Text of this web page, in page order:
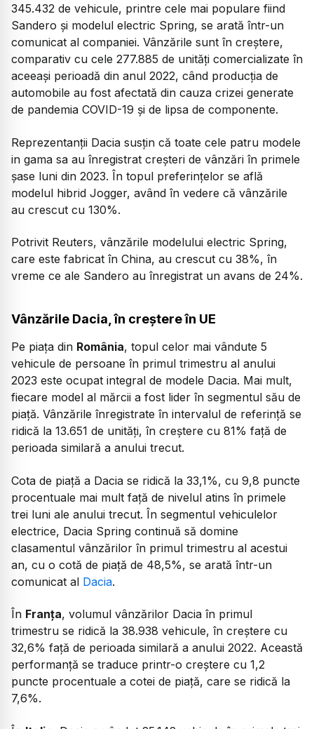
345.432 de vehicule, printre cele mai populare fiind
Sandero și modelul electric Spring, se arată într-un
comunicat al companiei. Vânzările sunt în creștere,
comparativ cu cele 277.885 de unități comercializate în
aceeași perioadă din anul 2022, când producția de
automobile au fost afectată din cauza crizei generate
de pandemia COVID-19 și de lipsa de componente.
Reprezentanții Dacia susțin că toate cele patru modele
in gama sa au înregistrat creșteri de vânzări în primele
șase luni din 2023. În topul preferințelor se află
modelul hibrid Jogger, având în vedere că vânzările
au crescut cu 130%.
Potrivit Reuters, vânzările modelului electric Spring,
care este fabricat în China, au crescut cu 38%, în
vreme ce ale Sandero au înregistrat un avans de 24%.
Vânzările Dacia, în creștere în UE
Pe piața din România, topul celor mai vândute 5
vehicule de persoane în primul trimestru al anului
2023 este ocupat integral de modele Dacia. Mai mult,
fiecare model al mărcii a fost lider în segmentul său de
piață. Vânzările înregistrate în intervalul de referință se
ridică la 13.651 de unități, în creștere cu 81% față de
perioada similară a anului trecut.
Cota de piață a Dacia se ridică la 33,1%, cu 9,8 puncte
procentuale mai mult față de nivelul atins în primele
trei luni ale anului trecut. În segmentul vehiculelor
electrice, Dacia Spring continuă să domine
clasamentul vânzărilor în primul trimestru al acestui
an, cu o cotă de piață de 48,5%, se arată într-un
comunicat al Dacia.
În Franța, volumul vânzărilor Dacia în primul
trimestru se ridică la 38.938 vehicule, în creștere cu
32,6% față de perioada similară a anului 2022. Această
performanță se traduce printr-o creștere cu 1,2
puncte procentuale a cotei de piață, care se ridică la
7,6%.